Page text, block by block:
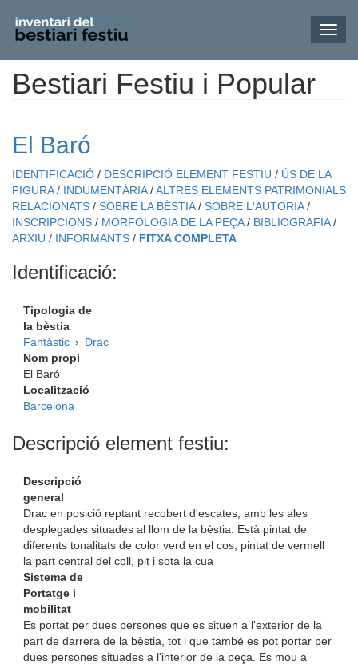
VésBestiari Festiu i Popular
El Baró
IDENTIFICACIÓ / DESCRIPCIÓ ELEMENT FESTIU / ÚS DE LA
FIGURA / INDUMENTÀRIA /ALTRES ELEMENTS PATRIMONIALS
RELACIONATS / SOBRE LA BÈSTIA / SOBRE L'AUTORIA /
INSCRIPCIONS / MORFOLOGIA DE LA PEÇA / BIBLIOGRAFIA /
ARXIU / INFORMANTS / FITXA COMPLETA
Identificació:
Tipologia de
la bèstia
Fantàstic › Drac
Nom propi
El Baró
Localització
Barcelona
Descripció element festiu:
Descripció
general
Drac en posició reptant recobert d'escates, amb les ales
desplegades situades al llom de la bèstia. Està pintat de
diferents tonalitats de color verd en el cos, pintat de vermell
la part central del coll, pit i sota la cua
Sistema de
Portatge i
mobilitat
Es portat per dues persones que es situen a l'exterior de la
part de darrera de la bèstia, tot i que també es pot portar per
dues persones situades a l'interior de la peça. Es mou a